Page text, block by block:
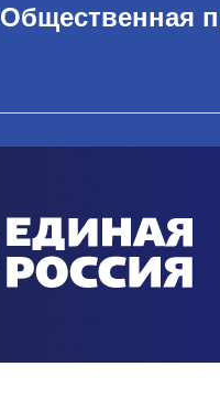
Общественная